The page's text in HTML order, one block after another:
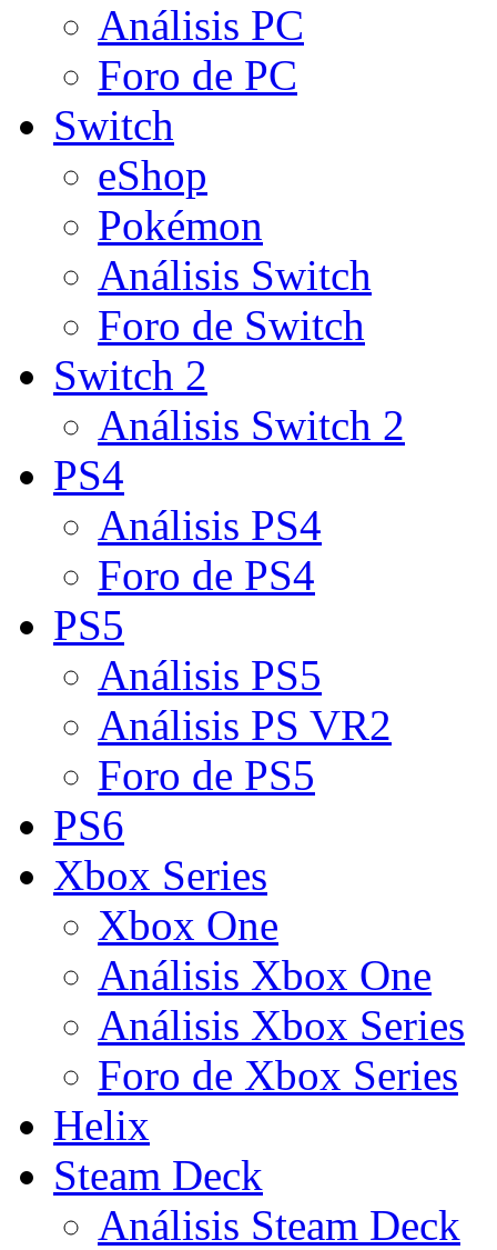
Análisis PC
Foro de PC
Switch
eShop
Pokémon
Análisis Switch
Foro de Switch
Switch 2
Análisis Switch 2
PS4
Análisis PS4
Foro de PS4
PS5
Análisis PS5
Análisis PS VR2
Foro de PS5
PS6
Xbox Series
Xbox One
Análisis Xbox One
Análisis Xbox Series
Foro de Xbox Series
Helix
Steam Deck
Análisis Steam Deck